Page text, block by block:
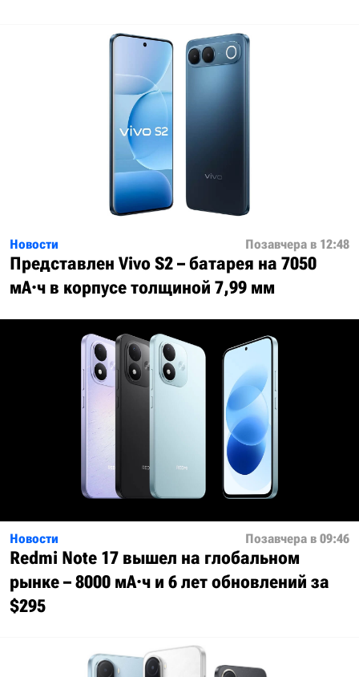
Новости Позавчера в 12:48
Представлен Vivo S2 – батарея на 7050
мА·ч в корпусе толщиной 7,99 мм
Новости Позавчера в 09:46
Redmi Note 17 вышел на глобальном
рынке – 8000 мА·ч и 6 лет обновлений за
$295